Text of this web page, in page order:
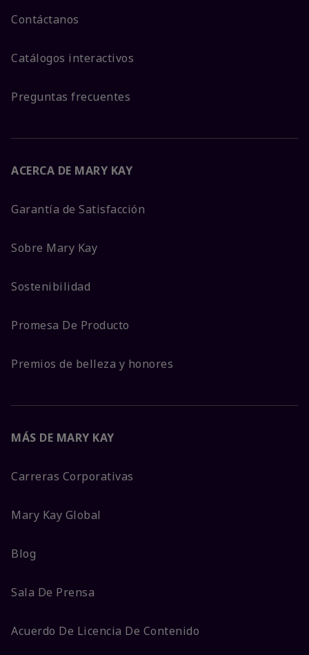
Contáctanos
Catálogos interactivos
Preguntas frecuentes
ACERCA DE MARY KAY
Garantía de Satisfacción
Sobre Mary Kay
Sostenibilidad
Promesa De Producto
Premios de belleza y honores
MÁS DE MARY KAY
Carreras Corporativas
Mary Kay Global
Blog
Sala De Prensa
Acuerdo De Licencia De Contenido